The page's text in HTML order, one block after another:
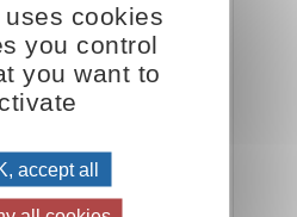
cookies
you control
you want to
accept all